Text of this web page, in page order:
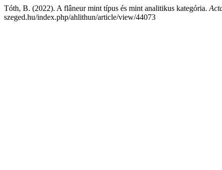
Tóth, B. (2022). A flâneur mint típus és mint analitikus kategória.
szeged.hu/index.php/ahlithun/article/view/44073